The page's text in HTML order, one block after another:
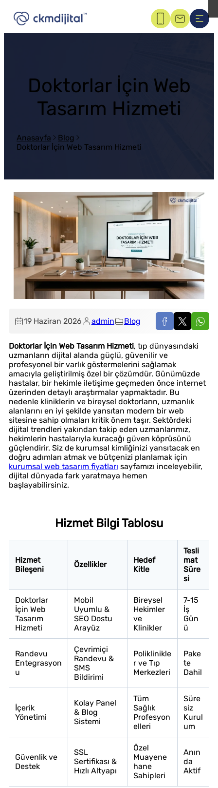
Doktorlar İçin Web
Tasarım Hizmeti
Anasayfa
Blog
Doktorlar İçin Web Tasarım Hizmeti
19 Haziran 2026 admin Blog
Doktorlar İçin Web Tasarım Hizmeti, tıp dünyasındaki
uzmanların dijital alanda güçlü, güvenilir ve
profesyonel bir varlık göstermelerini sağlamak
amacıyla geliştirilmiş özel bir çözümdür. Günümüzde
hastalar, bir hekimle iletişime geçmeden önce internet
üzerinden detaylı araştırmalar yapmaktadır. Bu
nedenle kliniklerin ve bireysel doktorların, uzmanlık
alanlarını en iyi şekilde yansıtan modern bir web
sitesine sahip olmaları kritik önem taşır. Sektördeki
dijital trendleri yakından takip eden uzmanlarımız,
hekimlerin hastalarıyla kuracağı güven köprüsünü
güçlendirir. Siz de kurumsal kimliğinizi yansıtacak en
doğru adımları atmak ve bütçenizi planlamak için
kurumsal web tasarım fiyatları sayfamızı inceleyebilir,
dijital dünyada fark yaratmaya hemen
başlayabilirsiniz.
Hizmet Bilgi Tablosu
Hizmet
Bileşeni
Özellikler
Hedef
Kitle
Tesli
mat
Süre
si
Doktorlar
İçin Web
Tasarım
Hizmeti
Mobil
Uyumlu &
SEO Dostu
Arayüz
Bireysel
Hekimler
ve
Klinikler
7-15
İş
Gün
ü
Randevu
Entegrasyon
u
Çevrimiçi
Randevu &
SMS
Bildirimi
Poliklinikle
r ve Tıp
Merkezleri
Pake
te
Dahil
İçerik
Yönetimi
Kolay Panel
& Blog
Sistemi
Tüm
Sağlık
Profesyon
elleri
Süre
siz
Kurul
um
Güvenlik ve
Destek
SSL
Sertifikası &
Hızlı Altyapı
Özel
Muayene
hane
Sahipleri
Anın
da
Aktif